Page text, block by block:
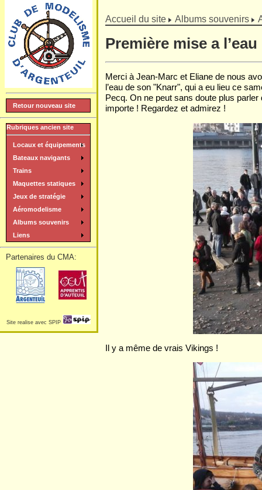
] Accueil du site Albums souvenirs
Première mise a
Merci à Jean-Marc et Eliane de nous
l’eau de son "Knarr", qui a eu lieu ce
Pecq. On ne peut sans doute plus
importe ! Regardez et admirez !
Il y a même de vrais Vikings !
Retour nouveau site
Rubriques ancien site
Locaux et équipements
Bateaux navigants
Trains
Maquettes statiques
Jeux de stratégie
Aéromodelisme
Albums souvenirs
Liens
Partenaires du CMA:
Site realise avec SPIP